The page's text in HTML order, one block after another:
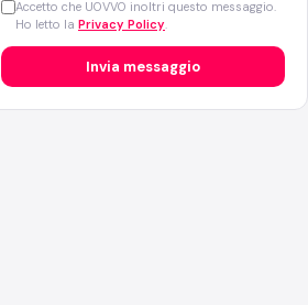
Accetto che UOVVO inoltri questo messaggio.
Ho letto la Privacy Policy.
Invia messaggio